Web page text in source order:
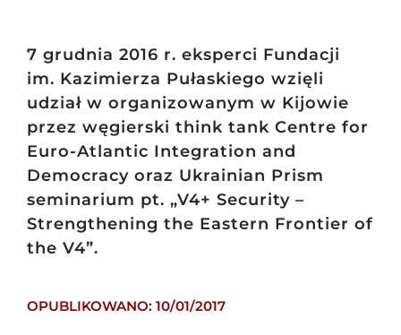
7 grudnia 2016 r. eksperci Fundacji
im. Kazimierza Pułaskiego wzięli
udział w organizowanym w Kijowie
przez węgierski think tank Centre for
Euro-Atlantic Integration and
Democracy oraz Ukrainian Prism
seminarium pt. „V4+ Security –
Strengthening the Eastern Frontier of
the V4”.
OPUBLIKOWANO: 10/01/2017